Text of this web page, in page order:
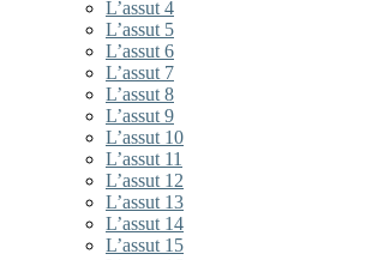
L’assut 4
L’assut 5
L’assut 6
L’assut 7
L’assut 8
L’assut 9
L’assut 10
L’assut 11
L’assut 12
L’assut 13
L’assut 14
L’assut 15